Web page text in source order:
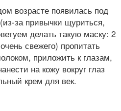
возрасте появилась под
за привычки щуриться,
делать такую маску: 2
свежего) пропитать
приложить к глазам,
на кожу вокруг глаз
крем для век.